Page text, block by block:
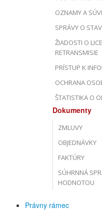
OZNAMY A
SPRÁVY O
ŽIADOSTI O
RETRANSMISIE
PRÍSTUP K
OCHRANA
ŠTATISTIKA O
Dokumenty
ZMLUVY
OBJEDNÁVKY
FAKTÚRY
SÚHRNNÁ
HODNOTOU
Právny rámec